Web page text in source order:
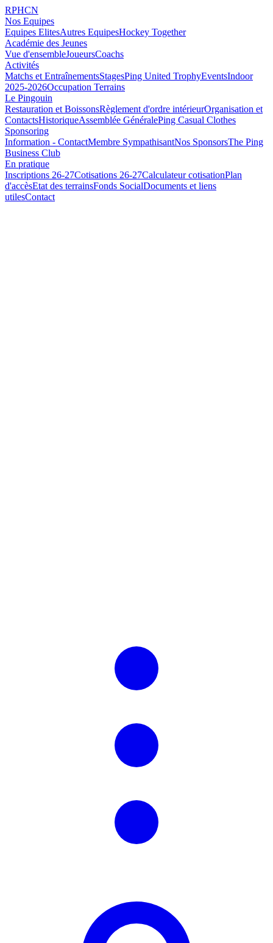
RPHCN
Nos Equipes
Equipes ElitesAutres EquipesHockey Together
Académie des Jeunes
Vue d'ensembleJoueursCoachs
Activités
Matchs et EntraînementsStagesPing United TrophyEventsIndoor
2025-2026Occupation Terrains
Le Pingouin
Restauration et BoissonsRèglement d'ordre intérieurOrganisation et
ContactsHistoriqueAssemblée GénéralePing Casual Clothes
Sponsoring
Information - ContactMembre SympathisantNos SponsorsThe Ping
Business Club
En pratique
Inscriptions 26-27Cotisations 26-27Calculateur cotisationPlan
d'accèsEtat des terrainsFonds SocialDocuments et liens
utilesContact